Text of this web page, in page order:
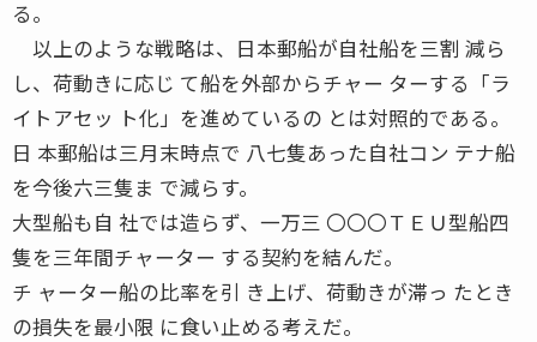
る。
以上のような戦略は、日本郵船が自社船を三割 減ら
し、荷動きに応じ て船を外部からチャー ターする「ラ
イトアセッ ト化」を進めているの とは対照的である。
日 本郵船は三月末時点で 八七隻あった自社コン テナ船
を今後六三隻ま で減らす。
大型船も自 社では造らず、一万三 〇〇〇ＴＥＵ型船四
隻を三年間チャーター する契約を結んだ。
チ ャーター船の比率を引 き上げ、荷動きが滞っ たとき
の損失を最小限 に食い止める考えだ。